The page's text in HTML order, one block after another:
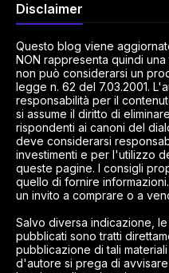
Disclaimer
Questo blog viene
NON rappresenta quindi
non può considerarsi un
legge n. 62 del 7.03.2001.
responsabilità per il
si assume il diritto di
rispondenti ai canoni del
deve considerarsi
investimenti e per l'utilizzo
queste pagine. I consigli
quello di fornire
un invito a comprare o a
Salvo diversa indicazione,
pubblicati sono tratti
pubblicazione di tali
d'autore si prega di